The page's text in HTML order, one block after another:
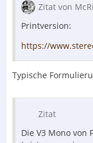
Zitat von
Printversion:
https://
Typische
Zitat
Die V3 Mono von